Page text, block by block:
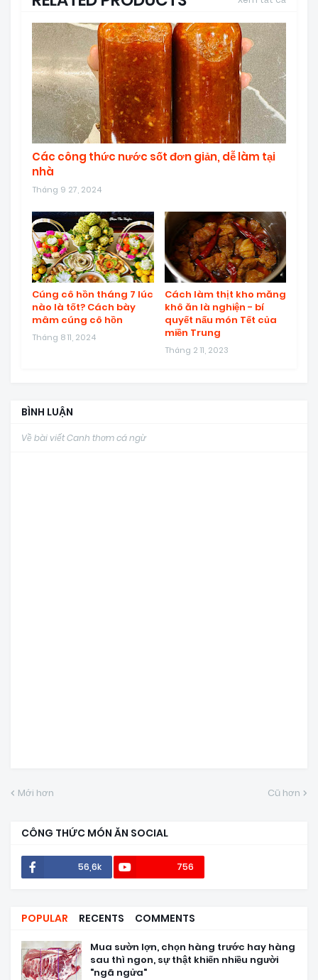
Các công thức nước sốt đơn giản, dễ làm tại
nhà
Tháng 9 27, 2024
Cúng cô hồn tháng 7 lúc
nào là tốt? Cách bày
mâm cúng cô hồn
Tháng 8 11, 2024
Cách làm thịt kho măng
khô ăn là nghiện - bí
quyết nấu món Tết của
miền Trung
Tháng 2 11, 2023
BÌNH LUẬN
Về bài viết Canh thơm cá ngừ
Mới hơn Cũ hơn
CÔNG THỨC MÓN ĂN SOCIAL
56,6k 756
POPULAR RECENTS COMMENTS
Mua sườn lợn, chọn hàng trước hay hàng
sau thì ngon, sự thật khiến nhiều người
"ngã ngửa"